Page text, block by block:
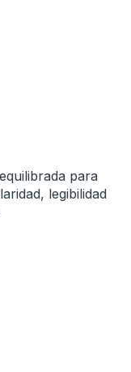
para
legibilidad